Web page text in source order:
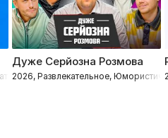
Дуже Серйозна Розмова
2026, Развлекательное,